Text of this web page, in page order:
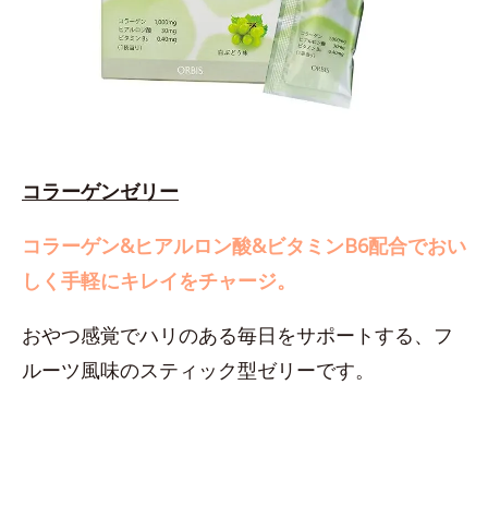
コラーゲンゼリー
コラーゲン&ヒアルロン酸&ビタミンB6配合でおい
しく手軽にキレイをチャージ。
おやつ感覚でハリのある毎日をサポートする、フ
ルーツ風味のスティック型ゼリーです。